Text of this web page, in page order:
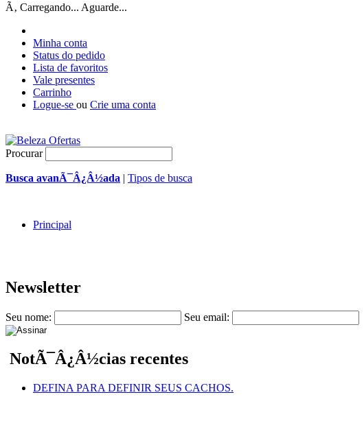
Ã‚ Carregando... Aguarde...
Minha conta
Status do pedido
Lista de favoritos
Vale presentes
Carrinho
Logue-se ou Crie uma conta
Procurar
Busca avanÃ¯Â¿Â½ada | Tipos de busca
Principal
Newsletter
Seu nome: Seu email:
NotÃ¯Â¿Â½cias recentes
DEFINA PARA DEFINIR SEUS CACHOS.